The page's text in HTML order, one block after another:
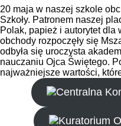
20 maja w naszej szkole
Szkoły. Patronem naszej
Polak, papież i autorytet dla
obchody rozpoczęły się
odbyła się uroczysta
nauczaniu Ojca Świętego.
najważniejsze wartości,